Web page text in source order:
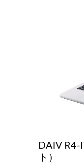
DAIV R4-
ト）